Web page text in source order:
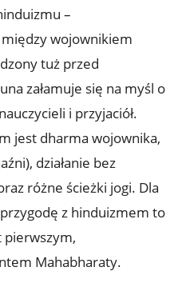
–
między wojownikiem
tuż przed
załamuje się na myśl o
i przyjaciół.
jest dharma wojownika,
działanie bez
różne ścieżki jogi. Dla
z hinduizmem to
pierwszym,
Mahabharaty.